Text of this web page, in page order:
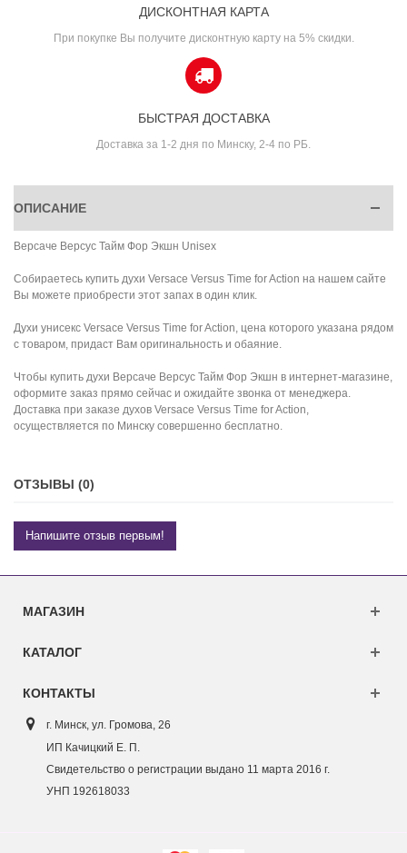
ДИСКОНТНАЯ КАРТА
При покупке Вы получите дисконтную карту на 5% скидки.
БЫСТРАЯ ДОСТАВКА
Доставка за 1-2 дня по Минску, 2-4 по РБ.
ОПИСАНИЕ
Версаче Версус Тайм Фор Экшн Unisex
Собираетесь купить духи Versace Versus Time for Action на нашем сайте
Вы можете приобрести этот запах в один клик.
Духи унисекс Versace Versus Time for Action, цена которого указана рядом
с товаром, придаст Вам оригинальность и обаяние.
Чтобы купить духи Версаче Версус Тайм Фор Экшн в интернет-магазине,
оформите заказ прямо сейчас и ожидайте звонка от менеджера.
Доставка при заказе духов Versace Versus Time for Action,
осуществляется по Минску совершенно бесплатно.
ОТЗЫВЫ (0)
Напишите отзыв первым!
МАГАЗИН
КАТАЛОГ
КОНТАКТЫ
г. Минск, ул. Громова, 26
ИП Качицкий Е. П.
Свидетельство о регистрации выдано 11 марта 2016 г.
УНП 192618033